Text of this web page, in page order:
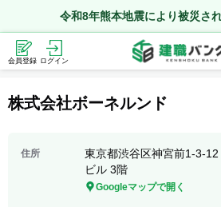
令和8年熊本地震により被災さ
会員登録 ログイン
株式会社ボーネルンド
住所
東京都渋谷区神宮前1-3-
ビル 3階
Googleマップで開く